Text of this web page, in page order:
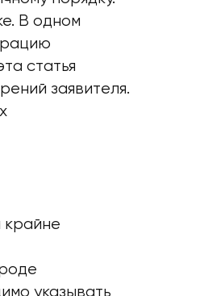
В одном
статья
заявителя.
крайне
указывать